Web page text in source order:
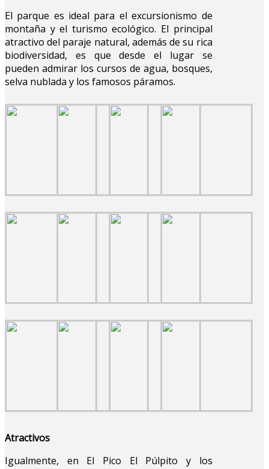
El parque es ideal para el excursionismo de
montaña y el turismo ecológico. El principal
atractivo del paraje natural, además de su rica
biodiversidad, es que desde el lugar se
pueden admirar los cursos de agua, bosques,
selva nublada y los famosos páramos.
Atractivos
Igualmente, en El Pico El Púlpito y los